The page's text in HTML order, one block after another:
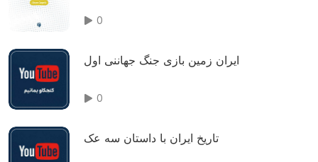
0
ایران زمین بازی جنگ جهاننی اول
0
تاریخ ایران با داستان سه عک